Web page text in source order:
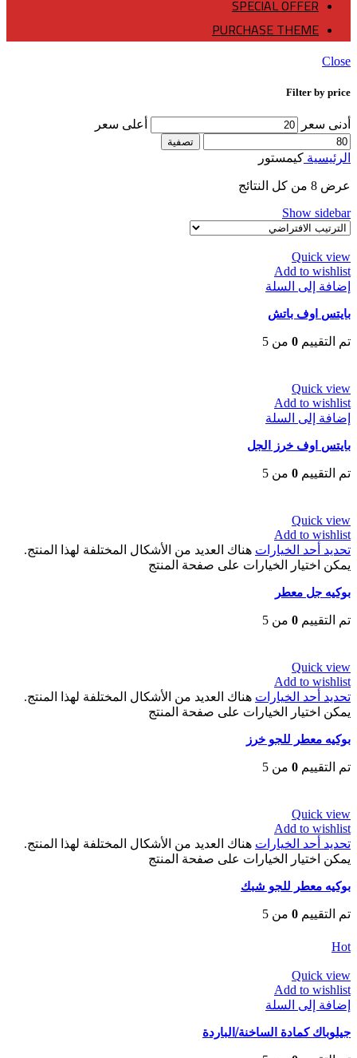
SPECIAL OFFER
PURCHASE THEME
Close
Filter by price
أدنى سعر أعلى سعر
تصفية
الرئيسية كيمستور
عرض ⁦8⁩ من كل النتائج
Show sidebar
Quick view
Add to wishlist
إضافة إلى السلة
بايتس اوف باتش
تم التقييم 0 من 5
Quick view
Add to wishlist
إضافة إلى السلة
بايتس اوف خرز الجل
تم التقييم 0 من 5
Quick view
Add to wishlist
تحديد أحد الخيارات هناك العديد من الأشكال المختلفة لهذا المنتج.
يمكن اختيار الخيارات على صفحة المنتج
بوكيه جل معطر
تم التقييم 0 من 5
Quick view
Add to wishlist
تحديد أحد الخيارات هناك العديد من الأشكال المختلفة لهذا المنتج.
يمكن اختيار الخيارات على صفحة المنتج
بوكيه معطر للجو خرز
تم التقييم 0 من 5
Quick view
Add to wishlist
تحديد أحد الخيارات هناك العديد من الأشكال المختلفة لهذا المنتج.
يمكن اختيار الخيارات على صفحة المنتج
بوكيه معطر للجو شبك
تم التقييم 0 من 5
Hot
Quick view
Add to wishlist
إضافة إلى السلة
جيلوباك كمادة الساخنة/الباردة